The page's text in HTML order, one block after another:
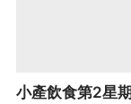
小產飲食第2星